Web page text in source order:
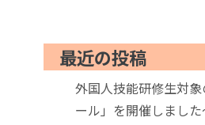
最近の投稿
外国人技能研修生対
ール」を開催しまし